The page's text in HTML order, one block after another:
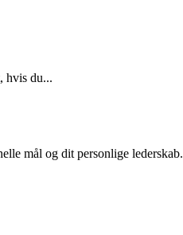
hvis du...
mål og dit personlige lederskab.